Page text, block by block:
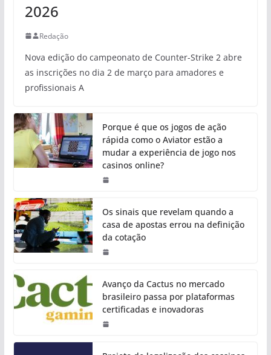
2026
Redação
Nova edição do campeonato de Counter-Strike 2 abre
as inscrições no dia 2 de março para amadores e
profissionais A
Porque é que os jogos de ação
rápida como o Aviator estão a
mudar a experiência de jogo nos
casinos online?
Os sinais que revelam quando a
casa de apostas errou na definição
da cotação
Avanço da Cactus no mercado
brasileiro passa por plataformas
certificadas e inovadoras